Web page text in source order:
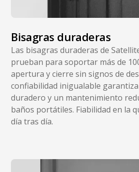
Bisagras duraderas
Las bisagras duraderas de
prueban para soportar más de
apertura y cierre sin signos de
confiabilidad inigualable
duradero y un mantenimiento
baños portátiles. Fiabilidad en la
día tras día.